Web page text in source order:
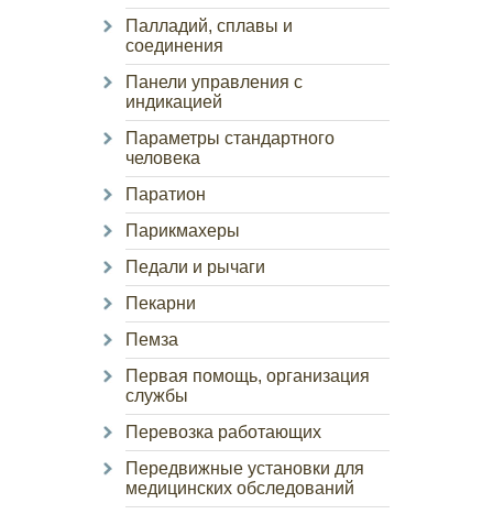
Палладий, сплавы и
соединения
Панели управления с
индикацией
Параметры стандартного
человека
Паратион
Парикмахеры
Педали и рычаги
Пекарни
Пемза
Первая помощь, организация
службы
Перевозка работающих
Передвижные установки для
медицинских обследований